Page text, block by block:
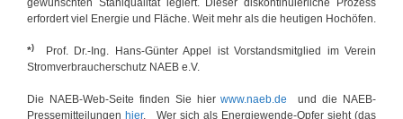
gewünschten Stahlqualität legiert. Dieser diskontinuierliche Prozess
erfordert viel Energie und Fläche. Weit mehr als die heutigen Hochöfen.
*)
Prof. Dr.-Ing. Hans-Günter Appel ist Vorstandsmitglied im Verein
Stromverbraucherschutz NAEB e.V.
Die NAEB-Web-Seite finden Sie hierwww.naeb.de
und die NAEB-
Pressemitteilungen hier. Wer sich als Energiewende-Opfer sieht (das